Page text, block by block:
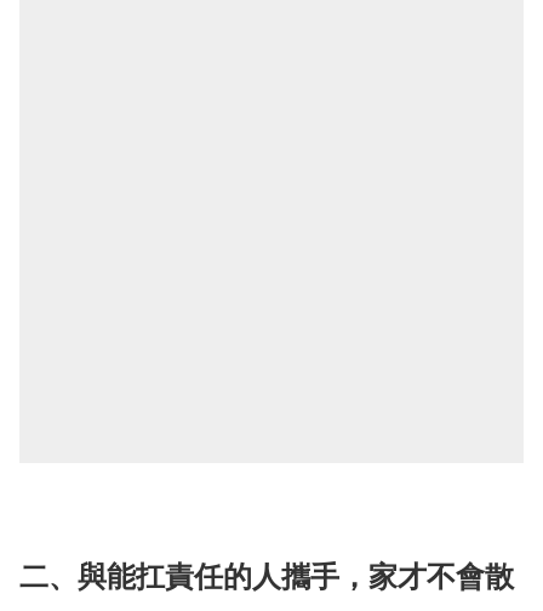
二、與能扛責任的人攜手，家才不會散